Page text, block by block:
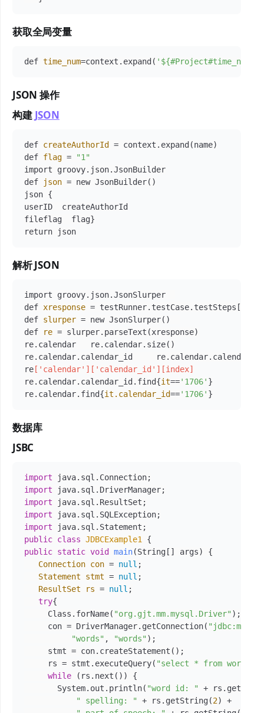
获取全局变量
def time_num=context.expand( '${#Project#time_num}'
JSON 操作
构建 JSON
def createAuthorId
= context.expand(name)
def flag =
"1"
import groovy.json.JsonBuilder
def
json = new JsonBuilder()
json {
userID  createAuthorId
fileflag  flag}
解析 JSON
import groovy.json.JsonSlurper
def xresponse = testRunner.testCase.testSteps[
def slurper = new JsonSlurper()
def
re = slurper.parseText(xresponse)
re.calendar   re.calendar.size()
re.calendar.calendar_id     re.calendar.calendar_id
re ['calendar'] ['calendar_id'] [index]
re.calendar.calendar_id.find{it=='1706' }
re.calendar.find{it.calendar_id=='1706'
数据库
JSBC
import
import
import
import
import
public class JDBCExample1
public static void main(String[] args)
{
Connection con = null ;
Statement
stmt = null ;
ResultSet
rs = null ;
try{
     Class.forName(
"org.gjt.mm.mysql.Driver" );
     con = DriverManager.getConnection(
"words" , "words" );
     stmt = con.createStatement();
     rs = stmt.executeQuery(
"select * from word"
while (rs.next()) {
       System.out.println(
"word id: "
+ rs.getLong(
" spelling: "
+ rs.getString(2) +